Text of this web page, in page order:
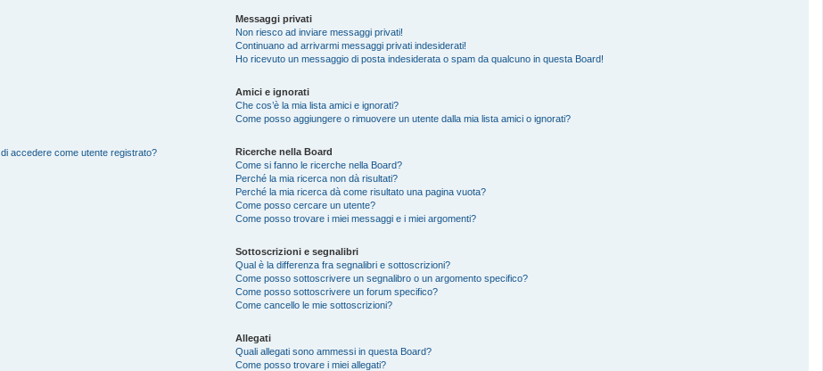
accedere come utente registrato?
Messaggi privati
Non riesco ad inviare messaggi privati!
Continuano ad arrivarmi messaggi privati indesiderati!
Ho ricevuto un messaggio di posta indesiderata o spam da qualcuno in questa Board!
Amici e ignorati
Che cos’è la mia lista amici e ignorati?
Come posso aggiungere o rimuovere un utente dalla mia lista amici o ignorati?
Ricerche nella Board
Come si fanno le ricerche nella Board?
Perché la mia ricerca non dà risultati?
Perché la mia ricerca dà come risultato una pagina vuota?
Come posso cercare un utente?
Come posso trovare i miei messaggi e i miei argomenti?
Sottoscrizioni e segnalibri
Qual è la differenza fra segnalibri e sottoscrizioni?
Come posso sottoscrivere un segnalibro o un argomento specifico?
Come posso sottoscrivere un forum specifico?
Come cancello le mie sottoscrizioni?
Allegati
Quali allegati sono ammessi in questa Board?
Come posso trovare i miei allegati?